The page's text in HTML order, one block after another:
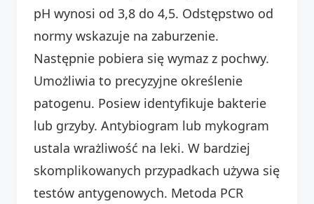
pH wynosi od 3,8 do 4,5. Odstępstwo od
normy wskazuje na zaburzenie.
Następnie pobiera się wymaz z pochwy.
Umożliwia to precyzyjne określenie
patogenu. Posiew identyfikuje bakterie
lub grzyby. Antybiogram lub mykogram
ustala wrażliwość na leki. W bardziej
skomplikowanych przypadkach używa się
testów antygenowych. Metoda PCR